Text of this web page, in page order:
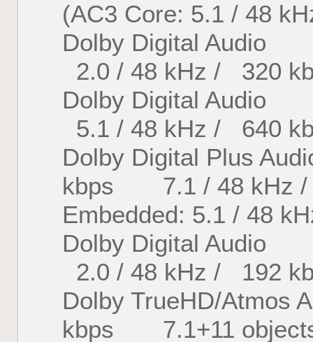
(AC3 Core: 5.1 / 48
Dolby Digital
2.0 / 48 kHz / 320
Dolby Digital
5.1 / 48 kHz / 640
Dolby Digital Plus
kbps 7.1 / 48 kHz /
Embedded: 5.1 / 48
Dolby Digital
2.0 / 48 kHz / 192
Dolby TrueHD/
kbps 7.1+11 objects